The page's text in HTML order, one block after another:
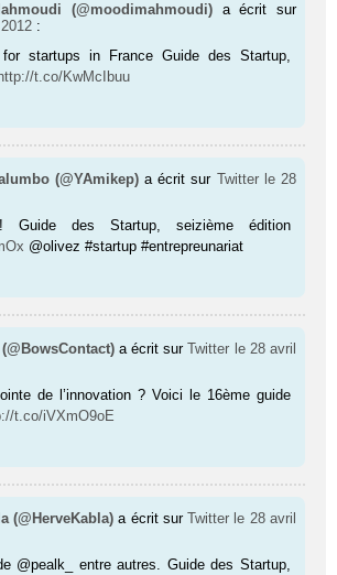
(@moodimahmoudi)
a écrit sur
:
for startups in France Guide des Startup,
http://t.co/KwMcIbuu
(@YAmikep) a écrit sur Twitter le 28
Guide des Startup, seizième édition
@olivez #startup #entrepreunariat
a écrit surTwitter le 28 avril
de l’innovation ? Voici le 16ème guide
t.co/iVXmO9oE
(@HerveKabla) a écrit surTwitter le 28 avril
@pealk_ entre autres. Guide des Startup,